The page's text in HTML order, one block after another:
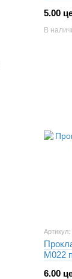
5.00
В
Артикул:
М022
6.00